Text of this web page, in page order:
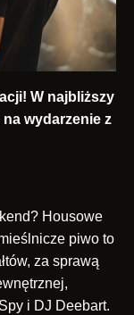
W najbliższy
wydarzenie z
Housowe
piwo to
za sprawą
i DJ Deebart.